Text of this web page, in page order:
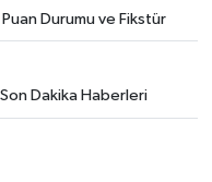
Puan Durumu ve Fikstür
Son Dakika Haberleri